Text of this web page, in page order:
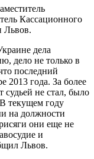
Кассационного
Львов.
дела
дело не только в
последний
2013 года. За более
не стал, было
текущем году
на должности
они еще не
и
Львов.